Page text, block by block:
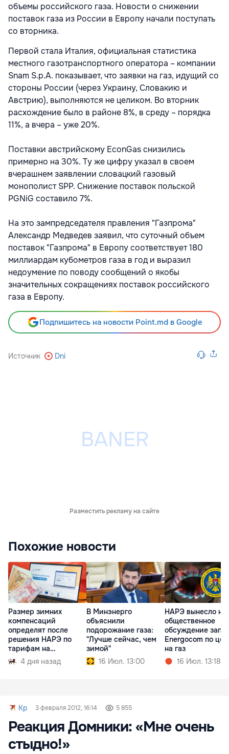
объемы российского газа. Новости о снижении
поставок газа из России в Европу начали поступать
со вторника.
Первой стала Италия, официальная статистика
местного газотранспортного оператора – компании
Snam S.p.A. показывает, что заявки на газ, идущий со
стороны России (через Украину, Словакию и
Австрию), выполняются не целиком. Во вторник
расхождение было в районе 8%, в среду – порядка
11%, а вчера – уже 20%.
Поставки австрийскому EconGas снизились
примерно на 30%. Ту же цифру указал в своем
вчерашнем заявлении словацкий газовый
монополист SPP. Снижение поставок польской
PGNiG составило 7%.
На это зампредседателя правления "Газпрома"
Александр Медведев заявил, что суточный объем
поставок "Газпрома" в Европу соответствует 180
миллиардам кубометров газа в год и выразил
недоумение по поводу сообщений о якобы
значительных сокращениях поставок российского
газа в Европу.
Подпишитесь на новости Point.md в Google
Источник Dni
Разместить рекламу на сайте
Похожие новости
Размер зимних
компенсаций
определят после
решения НАРЭ по
тарифам на
природный газ
4 дня назад
В Минэнерго
объяснили
подорожание газа:
"Лучше сейчас, чем
зимой"
16 Июл. 13:00
НАРЭ вынесло на
общественное
обсуждение
Energocom по
на газ
16 Июл. 13:18
Kp 3 февраля 2012, 16:14 5 855
Реакция Домники: «Мне очень
стыдно!»